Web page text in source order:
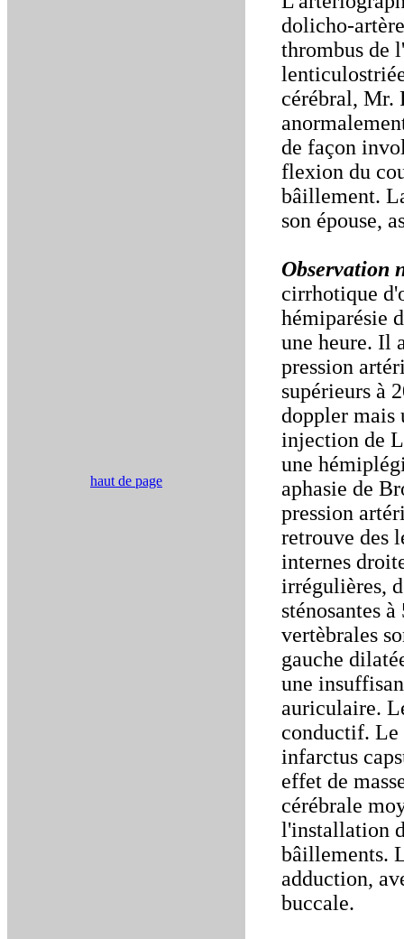
haut de page
dolicho-
thrombus de
cérébral, Mr.
de façon
flexion du
bâillement.
son épouse,
Observation
cirrhotique
hémiparésie
une heure. Il
pression
supérieurs à
doppler mais
injection de
une
aphasie de
pression
retrouve des
internes
irrégulières,
sténosantes
vertèbrales
gauche
une
auriculaire.
conductif. Le
infarctus
effet de
cérébrale
l'installation
bâillements.
adduction,
buccale.